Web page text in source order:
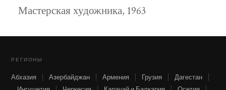
Мастерская художника, 1963
РЕГИОНЫ
Абхазия Азербайджан Армения Грузия
Дагестан